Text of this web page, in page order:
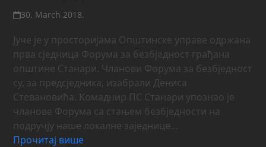
30. March 2018.
Јуче је у просторијама Општинске управе одржана
прва сједница Форума за безбједност грађана
општине Станари. Чланови Форума за безбједност
су, за предсједника, изабрали Дениса
Стевановића. Kомаднир ПС Станари упознао је
чланове Форума са стањем безбједности на
подручју наше локалне заједнице…
Прочитај више